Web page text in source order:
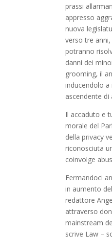
prassi
appresso
nuova
verso tre
potranno
danni dei
grooming, il
inducendolo
ascendente di
Il accaduto e
morale del
della privacy
riconosciuta
coinvolge
Fermandoci
in aumento
redattore
attraverso
mainstream
scrive Law –